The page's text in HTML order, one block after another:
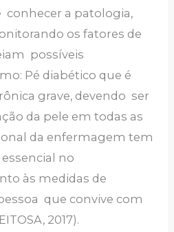
conhecer a patologia,
os fatores de
possíveis
Pé diabético que é
grave, devendo ser
da pele em todas as
da enfermagem tem
no
às medidas de
que convive com
2017).